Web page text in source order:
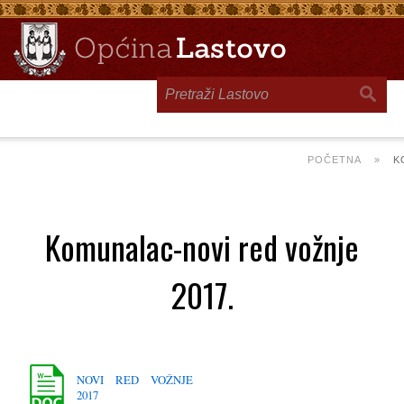
POČETNA »
Komunalac-novi red vožnje
2017.
NOVI RED VOŽNJE
2017